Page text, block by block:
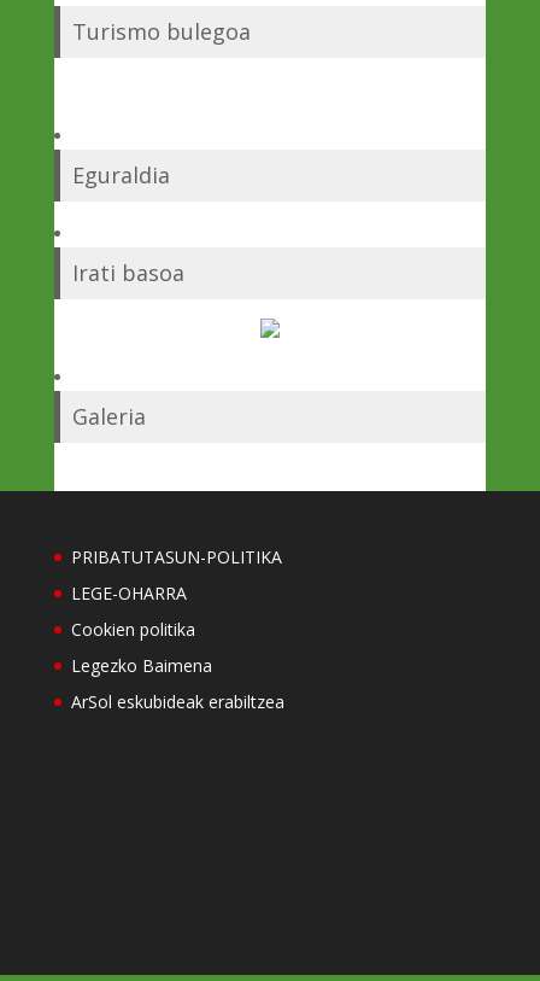
Turismo bulegoa
Eguraldia
Irati basoa
Galeria
PRIBATUTASUN-POLITIKA
LEGE-OHARRA
Cookien politika
Legezko Baimena
ArSol eskubideak erabiltzea